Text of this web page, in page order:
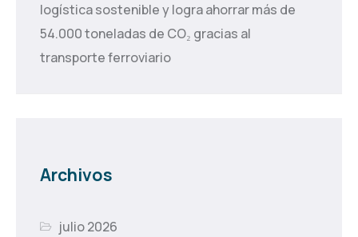
logística sostenible y logra ahorrar más de
54.000 toneladas de CO₂ gracias al
transporte ferroviario
Archivos
julio 2026